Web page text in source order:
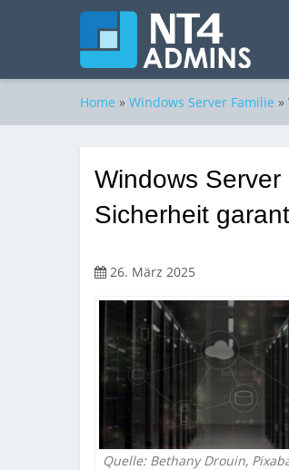
Home » Windows Server Familie »
Windows
Sicherheit
26. März 2025
Quelle: Bethany Drouin,